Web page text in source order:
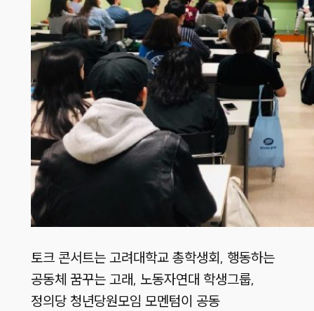
토크 콘서트는 고려대학교 총학생회, 행동하는
공동체 꿈꾸는 고래, 노동자연대 학생그룹,
정의당 청년당원모임 모멘텀이 공동